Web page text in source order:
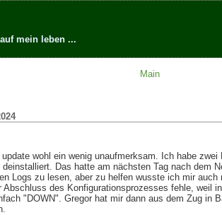
mein leben ...
Main
wohl ein wenig unaufmerksam. Ich habe
deinstalliert. Das hatte am nächsten Tag nach dem
Logs zu lesen, aber zu helfen wusste ich mir auch
des Konfigurationsprozesses fehle, weil
"DOWN". Gregor hat mir dann aus dem Zug in